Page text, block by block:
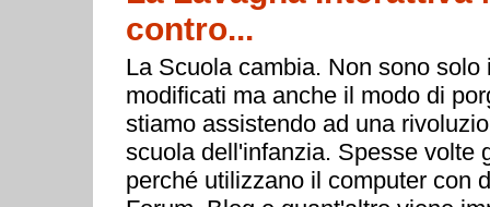
contro...
La Scuola cambia. Non sono
modificati ma anche il modo di
stiamo assistendo ad una
scuola dell'infanzia. Spesse volte
perché utilizzano il computer con